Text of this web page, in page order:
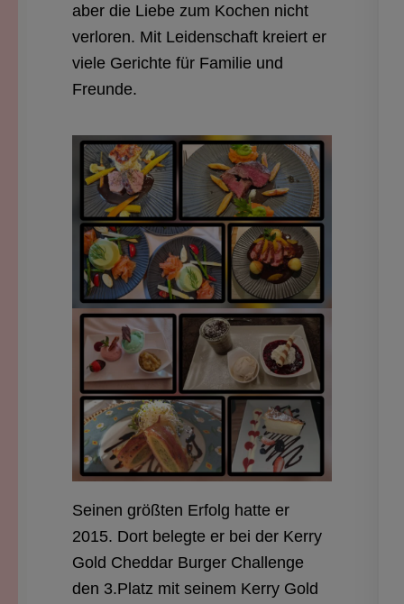
aber die Liebe zum Kochen nicht
verloren. Mit Leidenschaft kreiert er
viele Gerichte für Familie und
Freunde.
Seinen größten Erfolg hatte er
2015. Dort belegte er bei der Kerry
Gold Cheddar Burger Challenge
den 3.Platz mit seinem Kerry Gold